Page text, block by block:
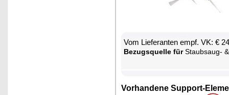
Vom Lie­fe­ran­ten empf. VK: €
Be­zugs­quel­le fürStaub­saug- &
Vor­han­de­ne Sup­port-